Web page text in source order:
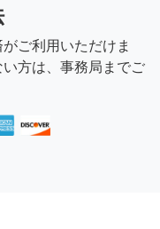
ご利用いただけま
方は、事務局までご